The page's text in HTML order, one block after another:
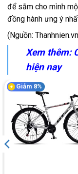
để sắm cho mình
đồng hành ưng ý
(Nguồn:
Xem thêm:
hiện nay
Giảm 8%